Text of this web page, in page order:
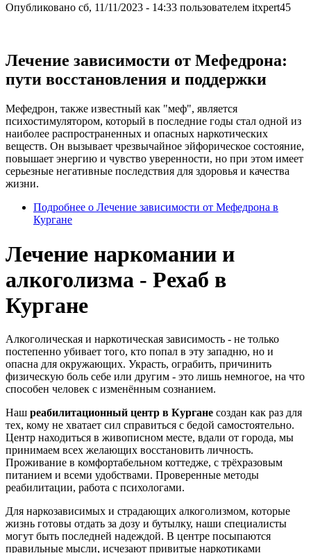
Опубликовано сб, 11/11/2023 - 14:33 пользователем itxpert45
Лечение зависимости от Мефедрона:
пути восстановления и поддержки
Мефедрон, также известный как "меф", является
психостимулятором, который в последние годы стал одной из
наиболее распространенных и опасных наркотических
веществ. Он вызывает чрезвычайное эйфорическое состояние,
повышает энергию и чувство уверенности, но при этом имеет
серьезные негативные последствия для здоровья и качества
жизни.
Подробнее о Лечение зависимости от Мефедрона в
Кургане
Лечение наркомании и
алкоголизма - Рехаб в
Кургане
Алкоголическая и наркотическая зависимость - не только
постепенно убивает того, кто попал в эту западню, но и
опасна для окружающих. Украсть, ограбить, причинить
физическую боль себе или другим - это лишь немногое, на что
способен человек с изменённым сознанием.
Наш реабилитационный центр в Кургане создан как раз для
тех, кому не хватает сил справиться с бедой самостоятельно.
Центр находиться в живописном месте, вдали от города, мы
принимаем всех желающих восстановить личность.
Проживание в комфортабельном коттедже, с трёхразовым
питанием и всеми удобствами. Проверенные методы
реабилитации, работа с психологами.
Для наркозависимых и страдающих алкоголизмом, которые
жизнь готовы отдать за дозу и бутылку, наши специалисты
могут быть последней надеждой. В центре посыпаются
правильные мысли, исчезают привитые наркотиками